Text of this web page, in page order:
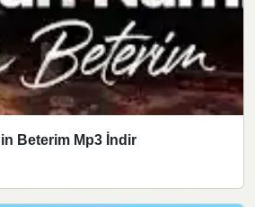
Beterim Mp3 İndir